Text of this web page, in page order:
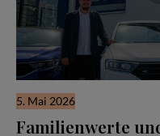
5. Mai 2026
Familienwerte